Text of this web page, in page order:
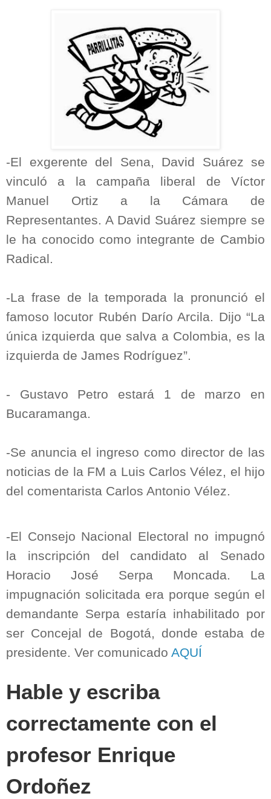
-El exgerente del Sena, David Suárez se
vinculó a la campaña liberal de Víctor
Manuel Ortiz a la Cámara de
Representantes. A David Suárez siempre se
le ha conocido como integrante de Cambio
Radical.
-La frase de la temporada la pronunció el
famoso locutor Rubén Darío Arcila. Dijo “La
única izquierda que salva a Colombia, es la
izquierda de James Rodríguez”.
- Gustavo Petro estará 1 de marzo en
Bucaramanga.
-Se anuncia el ingreso como director de las
noticias de la FM a Luis Carlos Vélez, el hijo
del comentarista Carlos Antonio Vélez.
-El Consejo Nacional Electoral no impugnó
la inscripción del candidato al Senado
Horacio José Serpa Moncada. La
impugnación solicitada era porque según el
demandante Serpa estaría inhabilitado por
ser Concejal de Bogotá, donde estaba de
presidente. Ver comunicado AQUÍ
Hable y escriba
correctamente con el
profesor Enrique
Ordoñez